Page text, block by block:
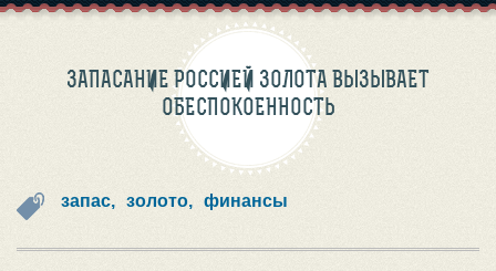
ЗАПАСАНИЕ РОССИЕЙ ЗОЛОТА ВЫЗЫВАЕТ
ОБЕСПОКОЕННОСТЬ
запас, золото, финансы